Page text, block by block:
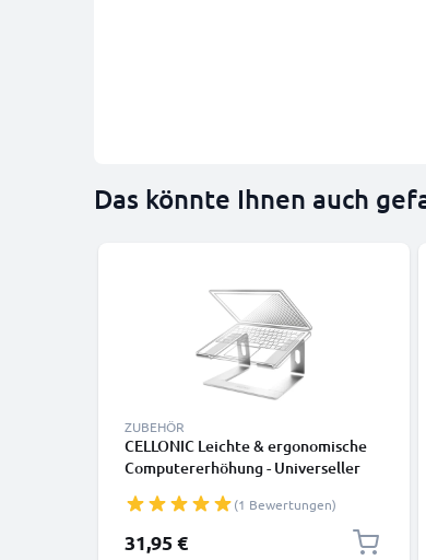
Das könnte Ihnen auch
ZUBEHÖR
CELLONIC Leichte & ergonomische
Computererhöhung - Universeller
passend für alle Laptop-, Ultra- und
Notebookmodelle
(1 Bewertungen)
31,95 €